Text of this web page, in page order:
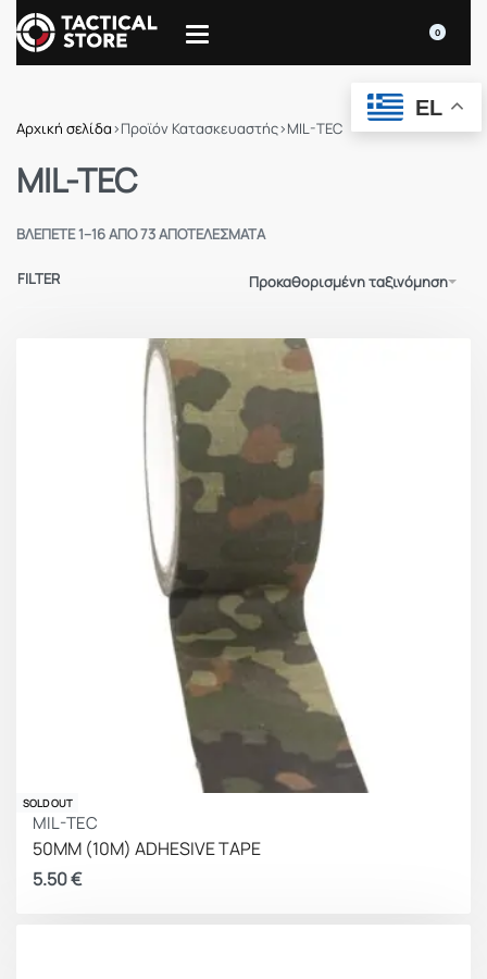
0
Αρχική σελίδα›Προϊόν Κατασκευαστής›MIL-TEC
MIL-TEC
ΒΛΈΠΕΤΕ 1–16 ΑΠΌ 73 ΑΠΟΤΕΛΈΣΜΑΤΑ
Προκαθορισμένη ταξινόμηση
FILTER
SOLD OUT
MIL-TEC
50MM (10M) ADHESIVE TAPE
5.50€
EL